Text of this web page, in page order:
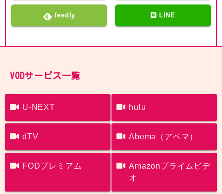
feedly LINE
VODサービス一覧
U-NEXT hulu
dTV Abema（アベマ）
FODプレミアム
Amazonプライムビデ
オ